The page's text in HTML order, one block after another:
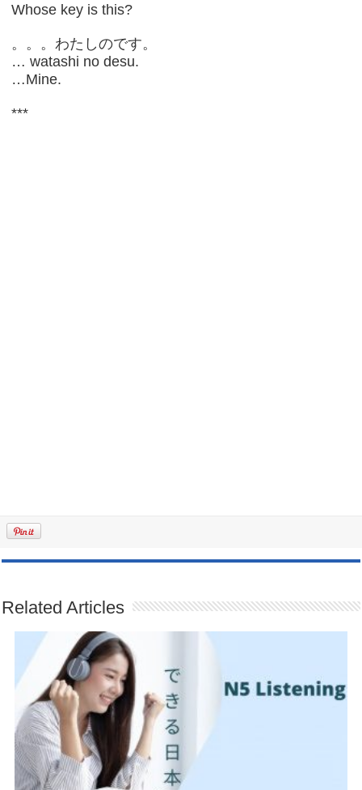
Whose key is this?
。。。わたしのです。
… watashi no desu.
…Mine.
***
Related Articles